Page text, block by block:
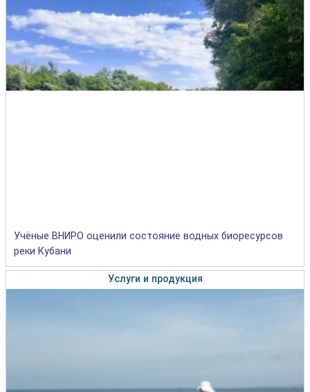
Учёные ВНИРО оценили состояние водных биоресурсов
реки Кубани
Услуги и продукция